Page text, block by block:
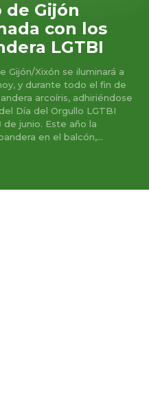
Gijón
con los
LGTBI
Gijón/Xixón se iluminará a
y durante todo el fin de
arcoíris, adhiriéndose
Día del Orgullo LGTBI
junio. Este año la
en el balcón,...